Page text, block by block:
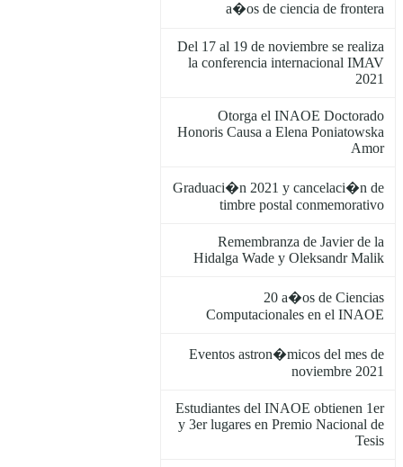
a�os de ciencia de frontera
Del 17 al 19 de noviembre se realiza
la conferencia internacional IMAV
2021
Otorga el INAOE Doctorado
Honoris Causa a Elena Poniatowska
Amor
Graduaci�n 2021 y cancelaci�n de
timbre postal conmemorativo
Remembranza de Javier de la
Hidalga Wade y Oleksandr Malik
20 a�os de Ciencias
Computacionales en el INAOE
Eventos astron�micos del mes de
noviembre 2021
Estudiantes del INAOE obtienen 1er
y 3er lugares en Premio Nacional de
Tesis